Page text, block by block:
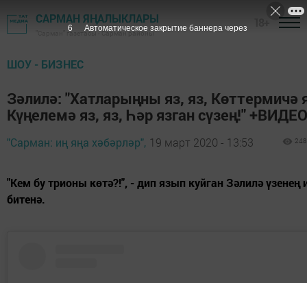
САРМАН ЯҢАЛЫКЛАРЫ
"Сарман" газетасы - Сарман районы
ШОУ - БИЗНЕС
Зәлилә: "Хатларыңны яз, яз, Көттермичә
Күңелемә яз, яз, Һәр язган сүзең!" +ВИДЕО
"Сарман: иң яңа хәбәрләр", 19 март 2020 - 13:53
"Кем бу трионы көтә?!", - дип язып куйган Зәлилә үзенең
битенә.
5 Автоматическое закрытие баннера через